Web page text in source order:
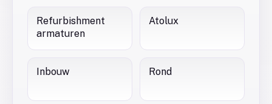
Refurbishment
armaturen
Atolux
Inbouw Rond